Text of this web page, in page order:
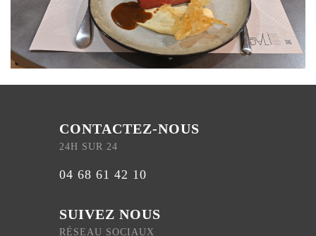
CONTACTEZ-NOUS
24H SUR 24
04 68 61 42 10
SUIVEZ NOUS
RÉSEAU SOCIAUX